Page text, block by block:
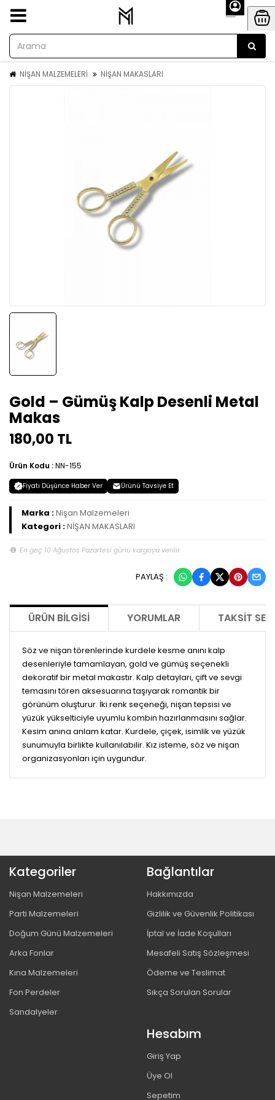
NİŞAN MALZEMELERİ NİŞAN MAKASLARI
Gold – Gümüş Kalp Desenli Metal
Makas
180,00 TL
Ürün Kodu :NN-155
Fiyatı Düşünce Haber Ver Ürünü Tavsiye Et
Marka :Nişan Malzemeleri
Kategori :NİŞAN MAKASLARI
En geç 10 Ağustos Pazartesi günü kargoya verilir.
PAYLAŞ :
ÜRÜN BILGISI YORUMLAR TAKSIT
Söz ve nişan törenlerinde kurdele kesme anını kalp
desenleriyle tamamlayan, gold ve gümüş seçenekli
dekoratif bir metal makastır. Kalp detayları, çift ve sevgi
temasını tören aksesuarına taşıyarak romantik bir
görünüm oluşturur. İki renk seçeneği, nişan tepsisi ve
yüzük yükselticiyle uyumlu kombin hazırlanmasını sağlar.
Kesim anına anlam katar. Kurdele, çiçek, isimlik ve yüzük
sunumuyla birlikte kullanılabilir. Kız isteme, söz ve nişan
organizasyonları için uygundur.
Kategoriler
Nişan Malzemeleri
Parti Malzemeleri
Doğum Günü Malzemeleri
Arka Fonlar
Kına Malzemeleri
Fon Perdeler
Sandalyeler
Bağlantılar
Hakkımızda
Gizlilik ve Güvenlik Politikası
İptal ve İade Koşulları
Mesafeli Satış Sözleşmesi
Ödeme ve Teslimat
Sıkça Sorulan Sorular
Hesabım
Giriş Yap
Üye Ol
Sepetim